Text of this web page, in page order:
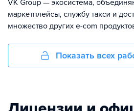
VK Group — экосистема,
маркетплейсы, службу такси и
множество других e-com
Показать всех